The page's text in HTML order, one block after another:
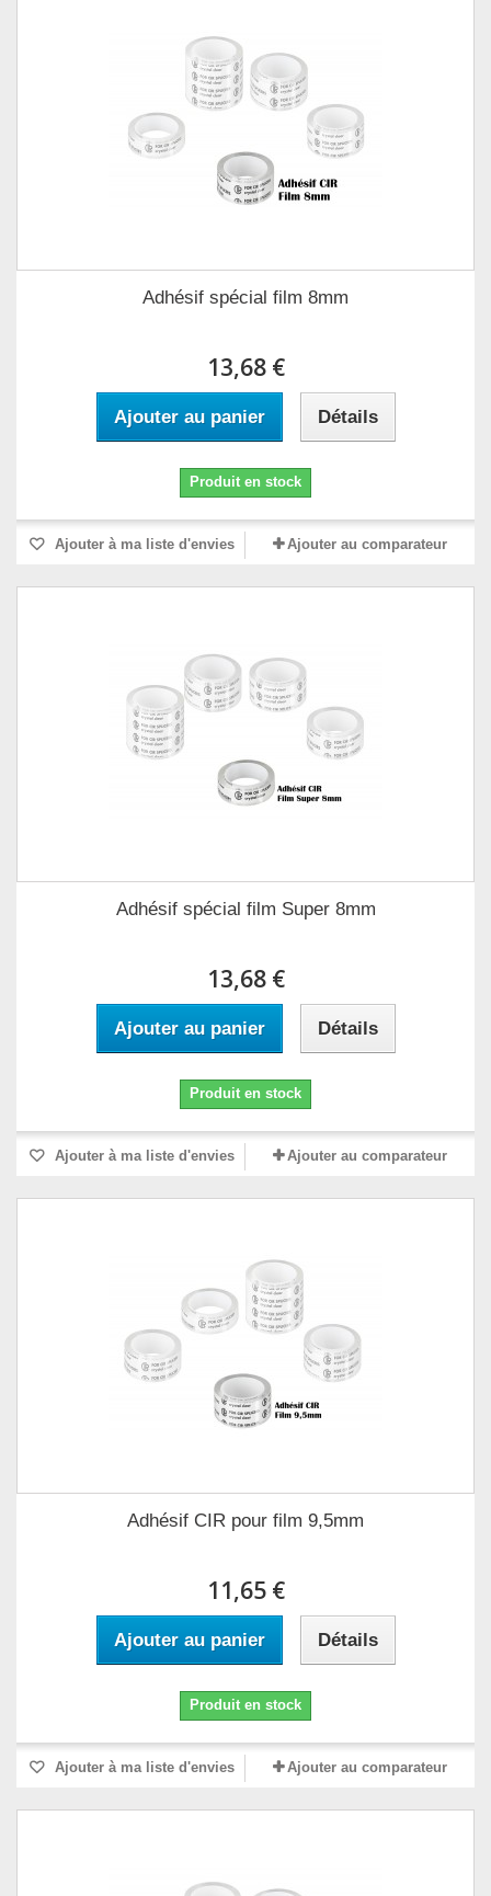
Adhésif spécial film 8mm
13,68 €
Ajouter au panier Détails
Produit en stock
Ajouter à ma liste d'envies Ajouter au comparateur
Adhésif spécial film Super 8mm
13,68 €
Ajouter au panier Détails
Produit en stock
Ajouter à ma liste d'envies Ajouter au comparateur
Adhésif CIR pour film 9,5mm
11,65 €
Ajouter au panier Détails
Produit en stock
Ajouter à ma liste d'envies Ajouter au comparateur